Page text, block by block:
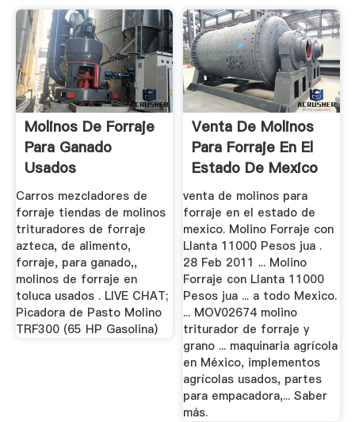
Molinos De Forraje
Para Ganado
Usados
Carros mezcladores de
forraje tiendas de molinos
trituradores de forraje
azteca, de alimento,
forraje, para ganado,,
molinos de forraje en
toluca usados . LIVE CHAT;
Picadora de Pasto Molino
TRF300 (65 HP Gasolina)
Venta De Molinos
Para Forraje En El
Estado De Mexico
venta de molinos para
forraje en el estado de
mexico. Molino Forraje con
Llanta 11000 Pesos jua .
28 Feb 2011 ... Molino
Forraje con Llanta 11000
Pesos jua ... a todo Mexico.
... MOV02674 molino
triturador de forraje y
grano ... maquinaria agrícola
en México, implementos
agrícolas usados, partes
para empacadora,... Saber
más.